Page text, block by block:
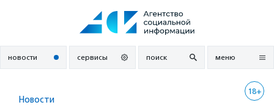
новости сервисы поиск меню
18+
Новости